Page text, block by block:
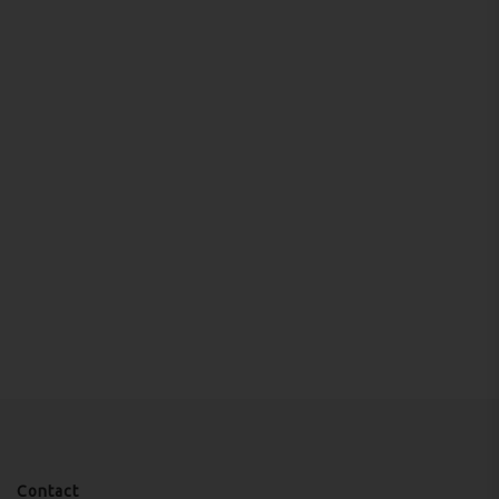
Contact